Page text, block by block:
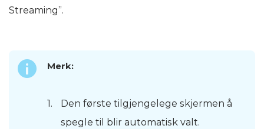
Streaming”.
Merk:
Den første tilgjengelege skjermen å
spegle til blir automatisk valt.